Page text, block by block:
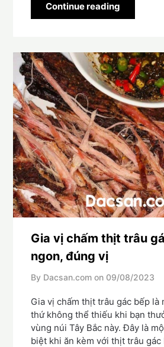
Continue reading
Gia vị chấm thịt trâu
ngon, đúng vị
By Dacsan.com on 09/08/2023
Gia vị chấm thịt trâu gác bếp là
thứ không thể thiếu khi bạn
vùng núi Tây Bắc này. Đây là
biệt khi ăn kèm với thịt trâu gác